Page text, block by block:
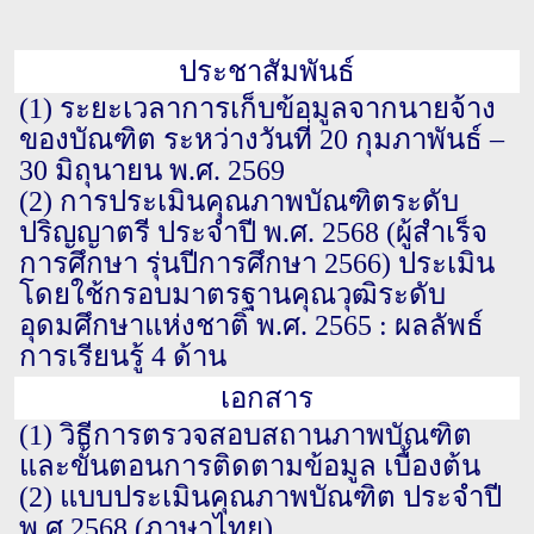
ประชาสัมพันธ์
(1) ระยะเวลาการเก็บข้อมูลจากนายจ้าง
ของบัณฑิต ระหว่างวันที่ 20 กุมภาพันธ์ –
30 มิถุนายน พ.ศ. 2569
(2) การประเมินคุณภาพบัณฑิตระดับ
ปริญญาตรี ประจำปี พ.ศ. 2568 (ผู้สำเร็จ
การศึกษา รุ่นปีการศึกษา 2566) ประเมิน
โดยใช้กรอบมาตรฐานคุณวุฒิระดับ
อุดมศึกษาแห่งชาติ พ.ศ. 2565 : ผลลัพธ์
การเรียนรู้ 4 ด้าน
เอกสาร
(1) วิธีการตรวจสอบสถานภาพบัณฑิต
และขั้นตอนการติดตามข้อมูล เบื้องต้น
(2) แบบประเมินคุณภาพบัณฑิต ประจำปี